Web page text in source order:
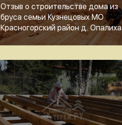
Отзыв о строительстве дома из
бруса семьи Кузнецовых МО
Красногорский район д. Опалиха